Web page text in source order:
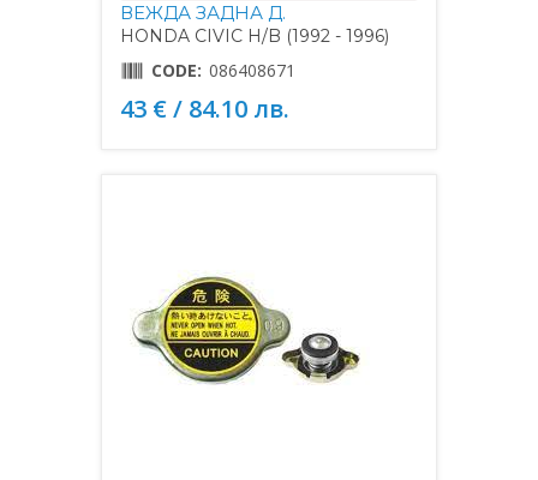
ВЕЖДА ЗАДНА Д.
HONDA CIVIC H/B (1992 - 1996)
CODE: 086408671
43 € / 84.10 лв.